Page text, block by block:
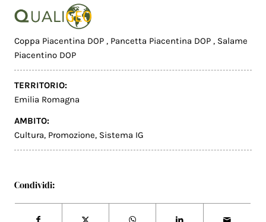
Coppa Piacentina DOP, Pancetta Piacentina DOP, Salame
Piacentino DOP
TERRITORIO:
Emilia Romagna
AMBITO:
Cultura, Promozione, Sistema IG
Condividi: